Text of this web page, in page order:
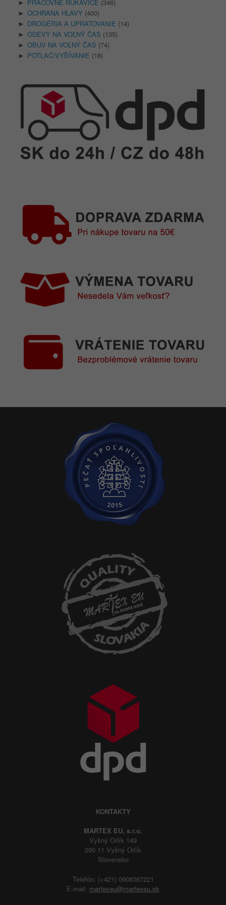
► PRACOVNÉ RUKAVICE (346)
► OCHRANA HLAVY (400)
► DROGÉRIA A UPRATOVANIE (14)
► ODEVY NA VOĽNÝ ČAS (135)
► OBUV NA VOĽNÝ ČAS (74)
► POTLAČ/VYŠÍVANIE (18)
KONTAKTY
MARTEX EU, s.r.o.
Vyšný Orlík 149
090 11 Vyšný Orlík
Slovensko
Telefón: (+421) 0908367221
E-mail: martexeu@martexeu.sk